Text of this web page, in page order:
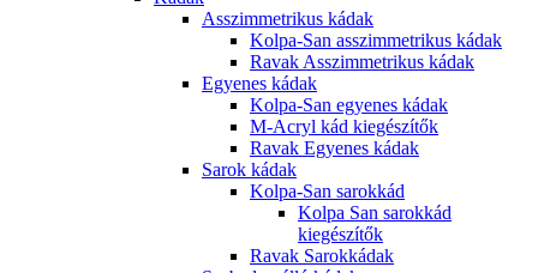
Asszimmetrikus kádak
Kolpa-San asszimmetrikus kádak
Ravak Asszimmetrikus kádak
Egyenes kádak
Kolpa-San egyenes kádak
M-Acryl kád kiegészítők
Ravak Egyenes kádak
Sarok kádak
Kolpa-San sarokkád
Kolpa San sarokkád
kiegészítők
Ravak Sarokkádak